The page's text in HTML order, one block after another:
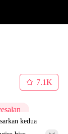
7.1K
kedua